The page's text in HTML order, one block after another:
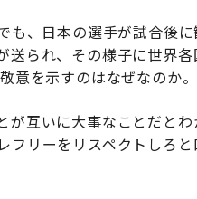
も、日本の選手が試合後
送られ、その様子に世界
意を示すのはなぜなのか。
が互いに大事なことだと
リーをリスペクトしろ